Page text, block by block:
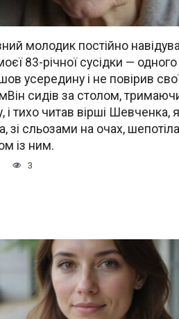
молодик постійно
83-річної сусідки —
усередину і не повірив
сидів за столом, тримаючи
і тихо читав вірші Шевченка,
зі сльозами на очах, шепотіла
із ним.
3